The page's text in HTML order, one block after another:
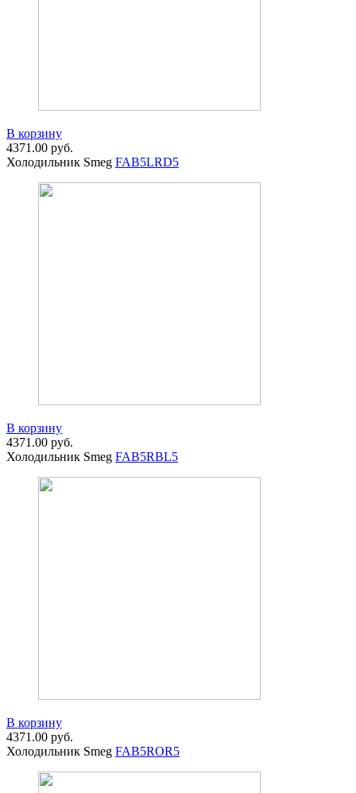
В корзину
4371.00 руб.
Холодильник Smeg FAB5LRD5
В корзину
4371.00 руб.
Холодильник Smeg FAB5RBL5
В корзину
4371.00 руб.
Холодильник Smeg FAB5ROR5